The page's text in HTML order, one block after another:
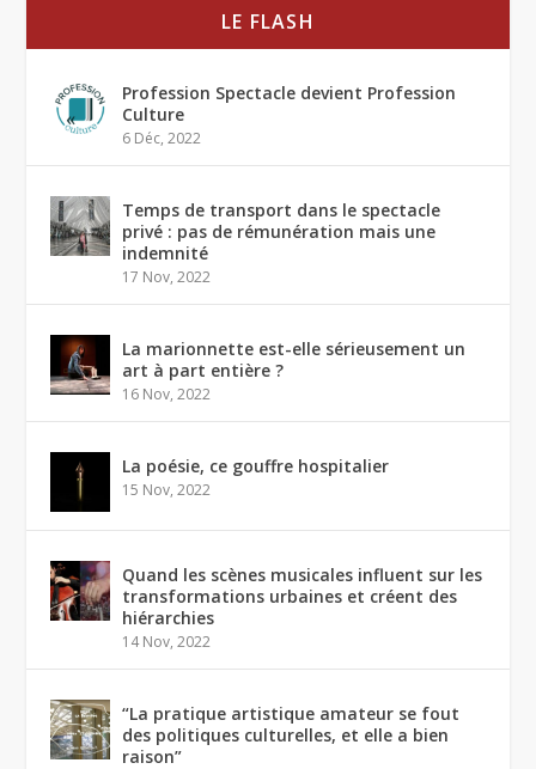
LE FLASH
Profession Spectacle devient Profession
Culture
6 Déc, 2022
Temps de transport dans le spectacle
privé : pas de rémunération mais une
indemnité
17 Nov, 2022
La marionnette est-elle sérieusement un
art à part entière ?
16 Nov, 2022
La poésie, ce gouffre hospitalier
15 Nov, 2022
Quand les scènes musicales influent sur les
transformations urbaines et créent des
hiérarchies
14 Nov, 2022
“La pratique artistique amateur se fout
des politiques culturelles, et elle a bien
raison”